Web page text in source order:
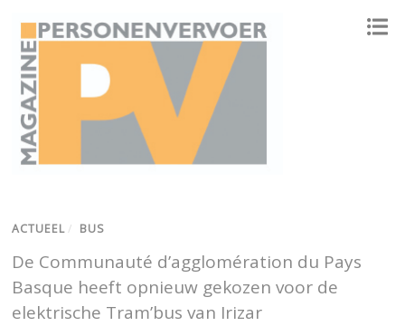
ACTUEEL / BUS
De Communauté d’agglomération du Pays
Basque heeft opnieuw gekozen voor de
elektrische Tram’bus van Irizar